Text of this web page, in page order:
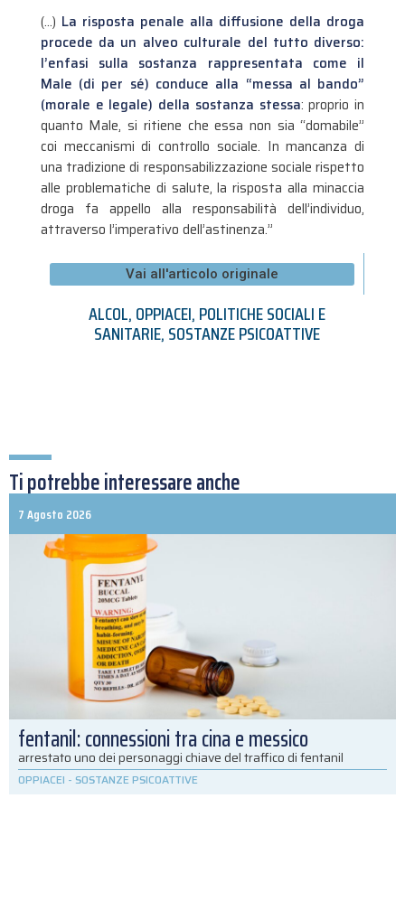
(…) La risposta penale alla diffusione della droga
procede da un alveo culturale del tutto diverso:
l’enfasi sulla sostanza rappresentata come il
Male (di per sé) conduce alla “messa al bando”
(morale e legale) della sostanza stessa: proprio in
quanto Male, si ritiene che essa non sia “domabile”
coi meccanismi di controllo sociale. In mancanza di
una tradizione di responsabilizzazione sociale rispetto
alle problematiche di salute, la risposta alla minaccia
droga fa appello alla responsabilità dell’individuo,
attraverso l’imperativo dell’astinenza.”
Vai all'articolo originale
ALCOL,OPPIACEI,POLITICHE SOCIALI E
SANITARIE,SOSTANZE PSICOATTIVE
Ti potrebbe interessare anche
7 Agosto 2026
fentanil: connessioni tra cina e messico
arrestato uno dei personaggi chiave del traffico di fentanil
OPPIACEI - SOSTANZE PSICOATTIVE